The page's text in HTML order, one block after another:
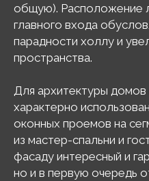
общую). Расположение
главного входа
парадности холлу и
пространства.
Для архитектуры домов
характерно
оконных проемов на
из мастер-спальни и
фасаду интересный и
но и в первую очередь